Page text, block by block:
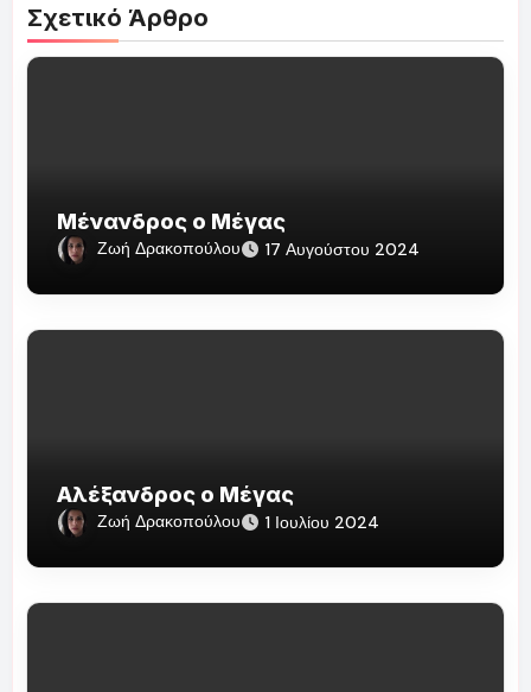
Σχετικό Άρθρο
Μένανδρος ο Μέγας
Ζωή Δρακοπούλου 17 Αυγούστου 2024
Αλέξανδρος ο Μέγας
Ζωή Δρακοπούλου 1 Ιουλίου 2024